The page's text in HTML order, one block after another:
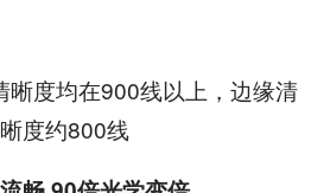
晰度均在900线以上，边缘清
晰度约800线